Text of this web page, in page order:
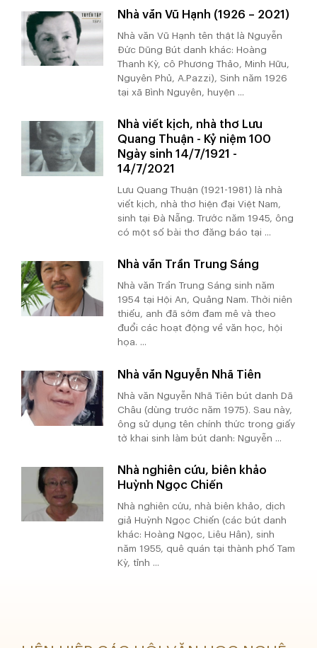
Nhà văn Vũ Hạnh (1926 – 2021)
Nhà văn Vũ Hạnh tên thật là Nguyễn
Đức Dũng Bút danh khác: Hoàng
Thanh Kỳ, cô Phương Thảo, Minh Hữu,
Nguyên Phủ, A.Pazzi), Sinh năm 1926
tại xã Bình Nguyên, huyện ...
Nhà viết kịch, nhà thơ Lưu
Quang Thuận - Kỷ niệm 100
Ngày sinh 14/7/1921 -
14/7/2021
Lưu Quang Thuận (1921-1981) là nhà
viết kịch, nhà thơ hiện đại Việt Nam,
sinh tại Đà Nẵng. Trước năm 1945, ông
có một số bài thơ đăng báo tại ...
Nhà văn Trần Trung Sáng
Nhà văn Trần Trung Sáng sinh năm
1954 tại Hội An, Quảng Nam. Thời niên
thiếu, anh đã sớm đam mê và theo
đuổi các hoạt động về văn học, hội
họa. ...
Nhà văn Nguyễn Nhã Tiên
Nhà văn Nguyễn Nhã Tiên bút danh Dã
Châu (dùng trước năm 1975). Sau này,
ông sử dụng tên chính thức trong giấy
tờ khai sinh làm bút danh: Nguyễn ...
Nhà nghiên cứu, biên khảo
Huỳnh Ngọc Chiến
Nhà nghiên cứu, nhà biên khảo, dịch
giả Huỳnh Ngọc Chiến (các bút danh
khác: Hoàng Ngọc, Liêu Hân), sinh
năm 1955, quê quán tại thành phố Tam
Kỳ, tỉnh ...